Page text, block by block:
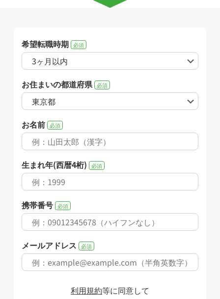
希望転職時期 必須
お住まいの都道府県 必須
お名前 必須
生まれ年(西暦4桁) 必須
携帯番号 必須
メールアドレス 必須
利用規約等に同意して